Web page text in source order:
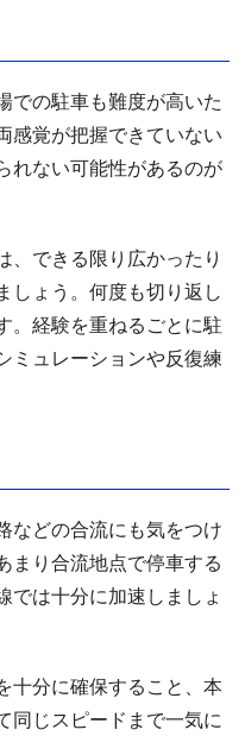
での駐車も難度が高いた
感覚が把握できていない
れない可能性があるのが
、できる限り広かったり
しょう。何度も切り返し
。経験を重ねるごとに駐
ミュレーションや反復練
などの合流にも気をつけ
まり合流地点で停車する
では十分に加速しましょ
十分に確保すること、本
同じスピードまで一気に